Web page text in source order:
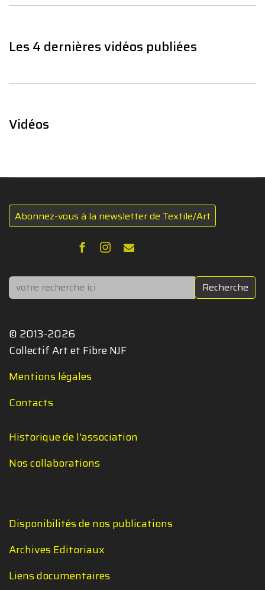
Les 4 dernières vidéos publiées
Vidéos
Abonnez-vous à la newsletter de Textile/Art
Rechercher Recherche
© 2013-2026
Collectif Art et Fibre NJF
Mentions légales
Contacts
Historique de l'association
Nos collaborations
Disponibilités de nos publications
Archives Editoriaux
Liens documentaires